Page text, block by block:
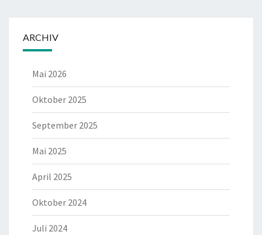
ARCHIV
Mai 2026
Oktober 2025
September 2025
Mai 2025
April 2025
Oktober 2024
Juli 2024